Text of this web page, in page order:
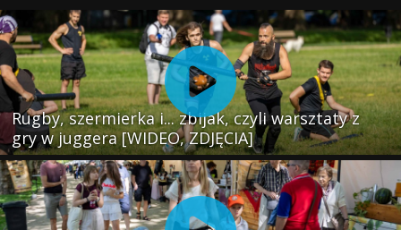
Rugby, szermierka i... zbijak, czyli warsztaty z
gry w juggera [WIDEO, ZDJĘCIA]